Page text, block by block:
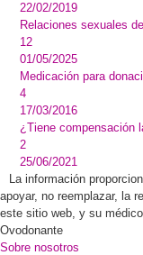
22/02/2019
Relaciones sexuales
12
01/05/2025
Medicación para
4
17/03/2016
¿Tiene compensación
2
25/06/2021
La información
apoyar, no reemplazar, la
este sitio web, y su
Ovodonante
Sobre nosotros